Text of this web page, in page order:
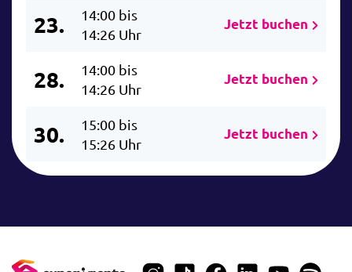
23.
14:00 bis
14:26 Uhr
Jetzt buchen
28.
14:00 bis
14:26 Uhr
Jetzt buchen
30.
15:00 bis
15:26 Uhr
Jetzt buchen